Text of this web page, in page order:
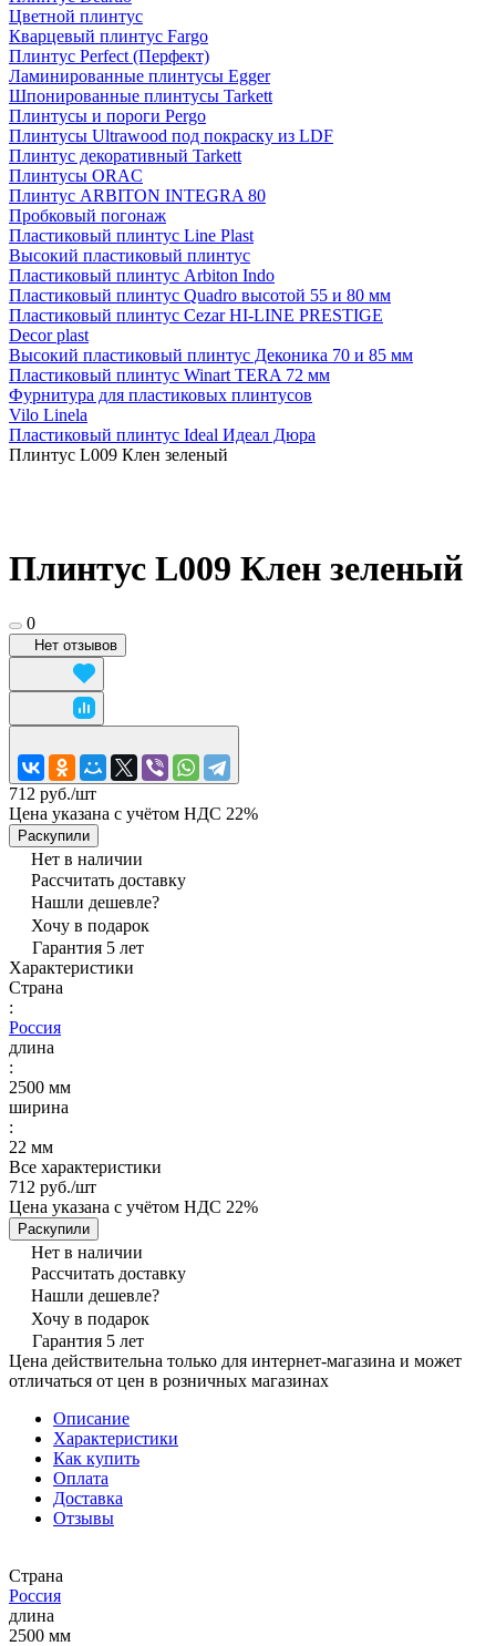
Цветной плинтус
Кварцевый плинтус Fargo
Плинтус Perfect (Перфект)
Ламинированные плинтусы Egger
Шпонированные плинтусы Tarkett
Плинтусы и пороги Pergo
Плинтусы Ultrawood под покраску из LDF
Плинтус декоративный Tarkett
Плинтусы ORAC
Плинтус ARBITON INTEGRA 80
Пробковый погонаж
Пластиковый плинтус Line Plast
Высокий пластиковый плинтус
Пластиковый плинтус Arbiton Indo
Пластиковый плинтус Quadro высотой 55 и 80 мм
Пластиковый плинтус Cezar HI-LINE PRESTIGE
Decor plast
Высокий пластиковый плинтус Деконика 70 и 85 мм
Пластиковый плинтус Winart TERA 72 мм
Фурнитура для пластиковых плинтусов
Vilo Linela
Пластиковый плинтус Ideal Идеал Дюра
Плинтус L009 Клен зеленый
Плинтус L009 Клен зеленый
0
Нет отзывов
712 руб./шт
Цена указана с учётом НДС 22%
Раскупили
Нет в наличии
Рассчитать доставку
Нашли дешевле?
Хочу в подарок
Гарантия 5 лет
Характеристики
Страна
:
Россия
длина
:
2500 мм
ширина
:
22 мм
Все характеристики
712 руб./шт
Цена указана с учётом НДС 22%
Раскупили
Нет в наличии
Рассчитать доставку
Нашли дешевле?
Хочу в подарок
Гарантия 5 лет
Цена действительна только для интернет-магазина и может
отличаться от цен в розничных магазинах
Описание
Характеристики
Как купить
Оплата
Доставка
Отзывы
Страна
Россия
длина
2500 мм